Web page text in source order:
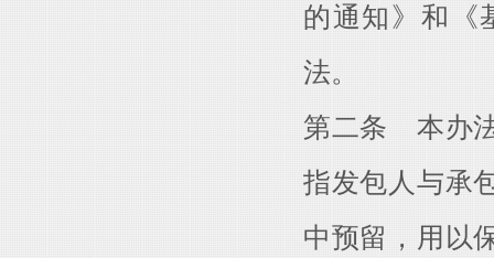
的通知》和《
法。
第二条 本办
指发包人与承
中预留，用以